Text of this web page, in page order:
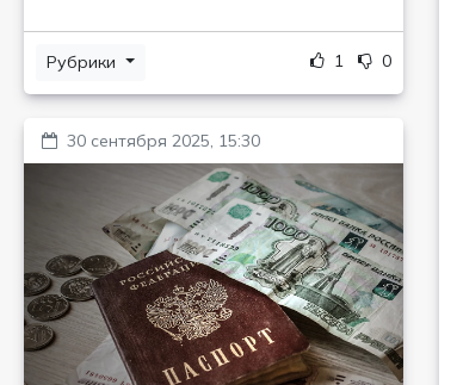
Рубрики 1 0
30 сентября 2025, 15:30